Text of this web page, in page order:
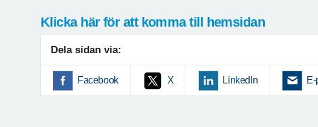
Klicka här för att komma till hemsidan
Dela sidan via:
Facebook X LinkedIn